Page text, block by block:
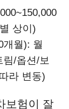
상이)
개월): 월
림/옵션/보
라 변동)
보험이 잘